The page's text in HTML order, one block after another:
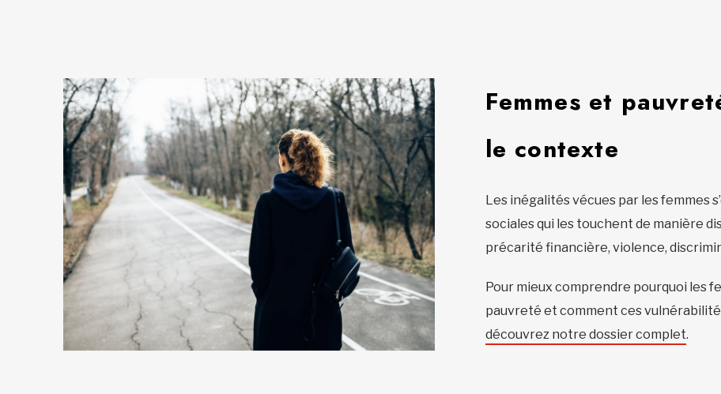
Femmes et
le contexte
Les inégalités vécues par les femmes
sociales qui les touchent de manière
précarité financière, violence,
Pour mieux comprendre pourquoi les
pauvreté et comment ces
découvrez notre dossier complet.